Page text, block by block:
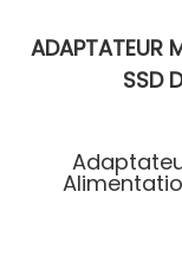
ADAPTATEUR
SSD